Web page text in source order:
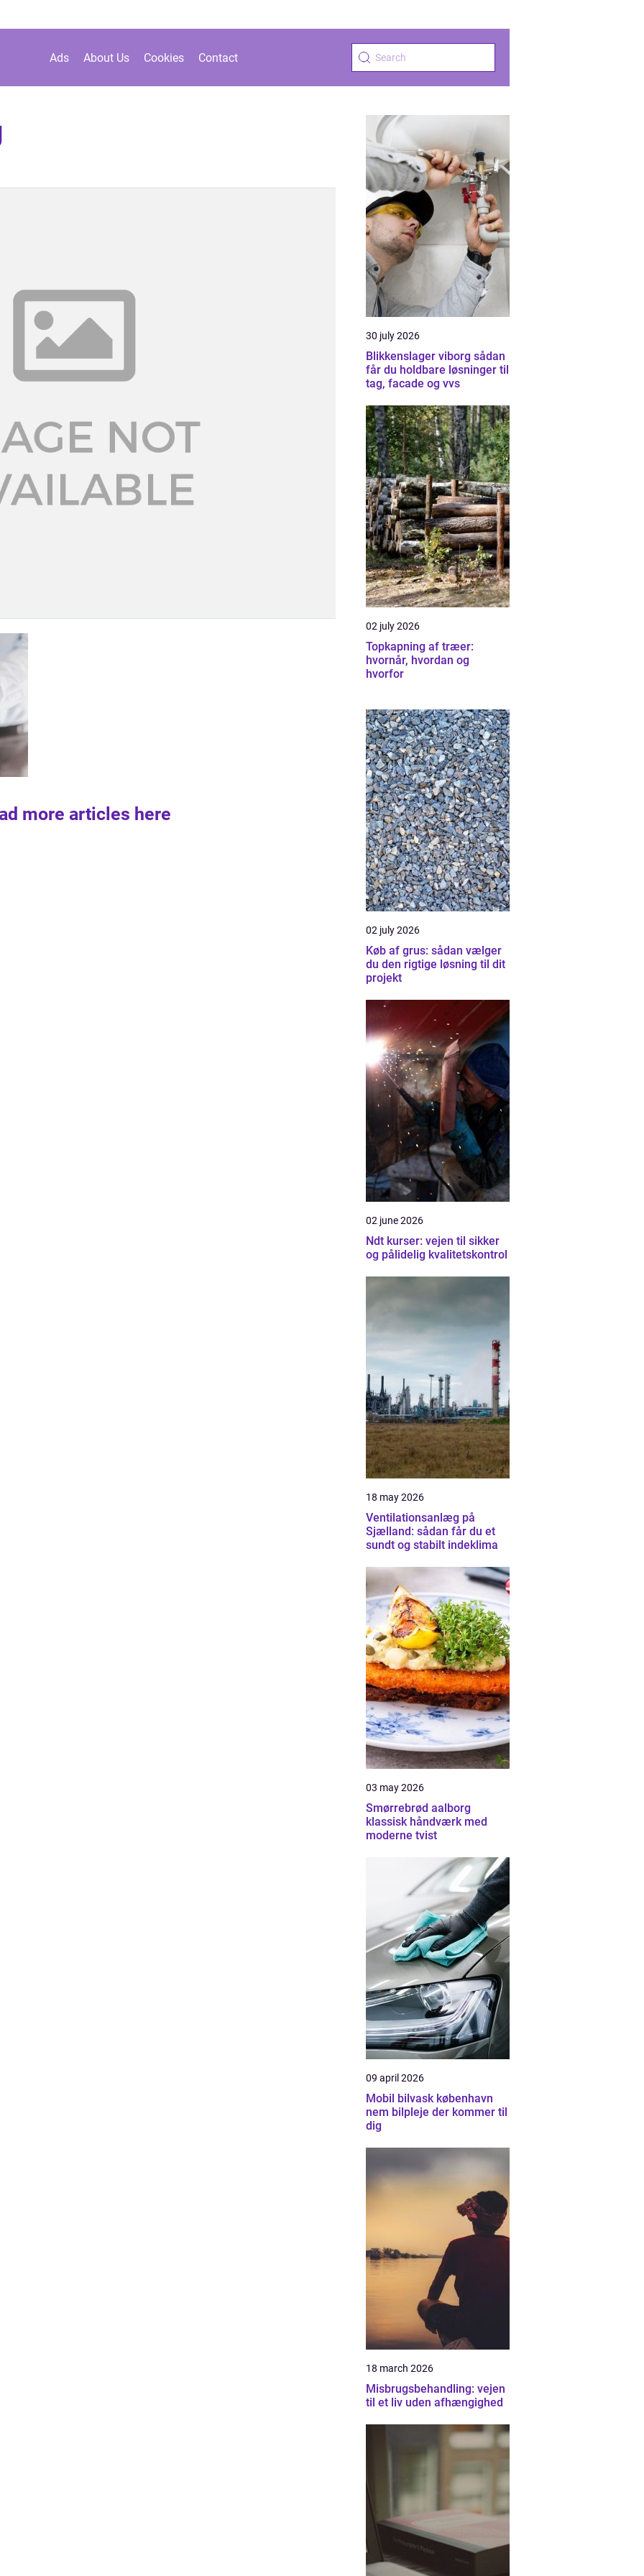
Ads About Us Cookies Contact
more articles here
30 july 2026
Blikkenslager viborg sådan
får du holdbare løsninger til
tag, facade og vvs
02 july 2026
Topkapning af træer:
hvornår, hvordan og
hvorfor
02 july 2026
Køb af grus: sådan vælger
du den rigtige løsning til dit
projekt
02 june 2026
Ndt kurser: vejen til sikker
og pålidelig kvalitetskontrol
18 may 2026
Ventilationsanlæg på
Sjælland: sådan får du et
sundt og stabilt indeklima
03 may 2026
Smørrebrød aalborg
klassisk håndværk med
moderne tvist
09 april 2026
Mobil bilvask københavn
nem bilpleje der kommer til
dig
18 march 2026
Misbrugsbehandling: vejen
til et liv uden afhængighed